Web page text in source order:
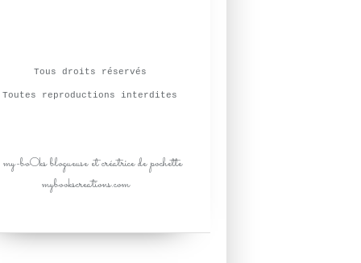
Tous droits réservés
Toutes reproductions interdites